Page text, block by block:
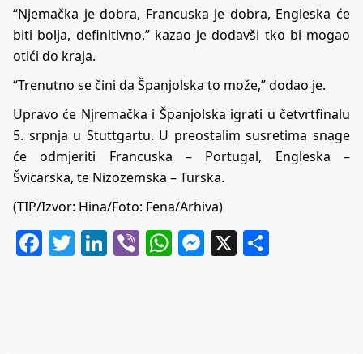
“Njemačka je dobra, Francuska je dobra, Engleska će
biti bolja, definitivno,” kazao je dodavši tko bi mogao
otići do kraja.
“Trenutno se čini da Španjolska to može,” dodao je.
Upravo će Njremačka i Španjolska igrati u četvrtfinalu
5. srpnja u Stuttgartu. U preostalim susretima snage
će odmjeriti Francuska – Portugal, Engleska –
Švicarska, te Nizozemska – Turska.
(TIP/Izvor: Hina/Foto: Fena/Arhiva)
Facebook
Twitter
LinkedIn
ViberWhatsApp
Messenger
X